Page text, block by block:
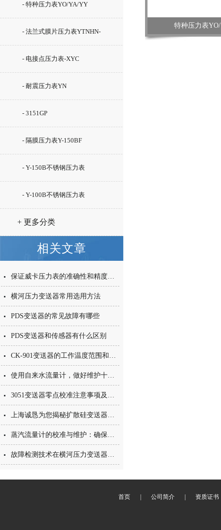
- 特种压力表YO/YA/YY
- 法兰式膜片压力表YTNHN-
100ML
- 电接点压力表-XYC
- 耐震压力表YN
- 3151GP
- 隔膜压力表Y-150BF
- Y-150B不锈钢压力表
- Y-100B不锈钢压力表
+ 更多分类
相关文章
保证威卡压力表的准确性和精度的有效技巧
横河压力变送器常用选用方法
PDS变送器的常见故障有哪些
PDS变送器和传感器有什么区别
CK-901变送器的工作温度范围和环境要求
使用自来水流量计，做好维护十分重要
3051变送器零点校准注意事项及技巧分享
上海诚恳为您揭秘扩散硅变送器的那些事
蒸汽流量计的校准与维护：确保测量准确性的要点
故障检测技术在横河压力变送器中的应用与发展
特种压力表
首页 公司简介 资质证书